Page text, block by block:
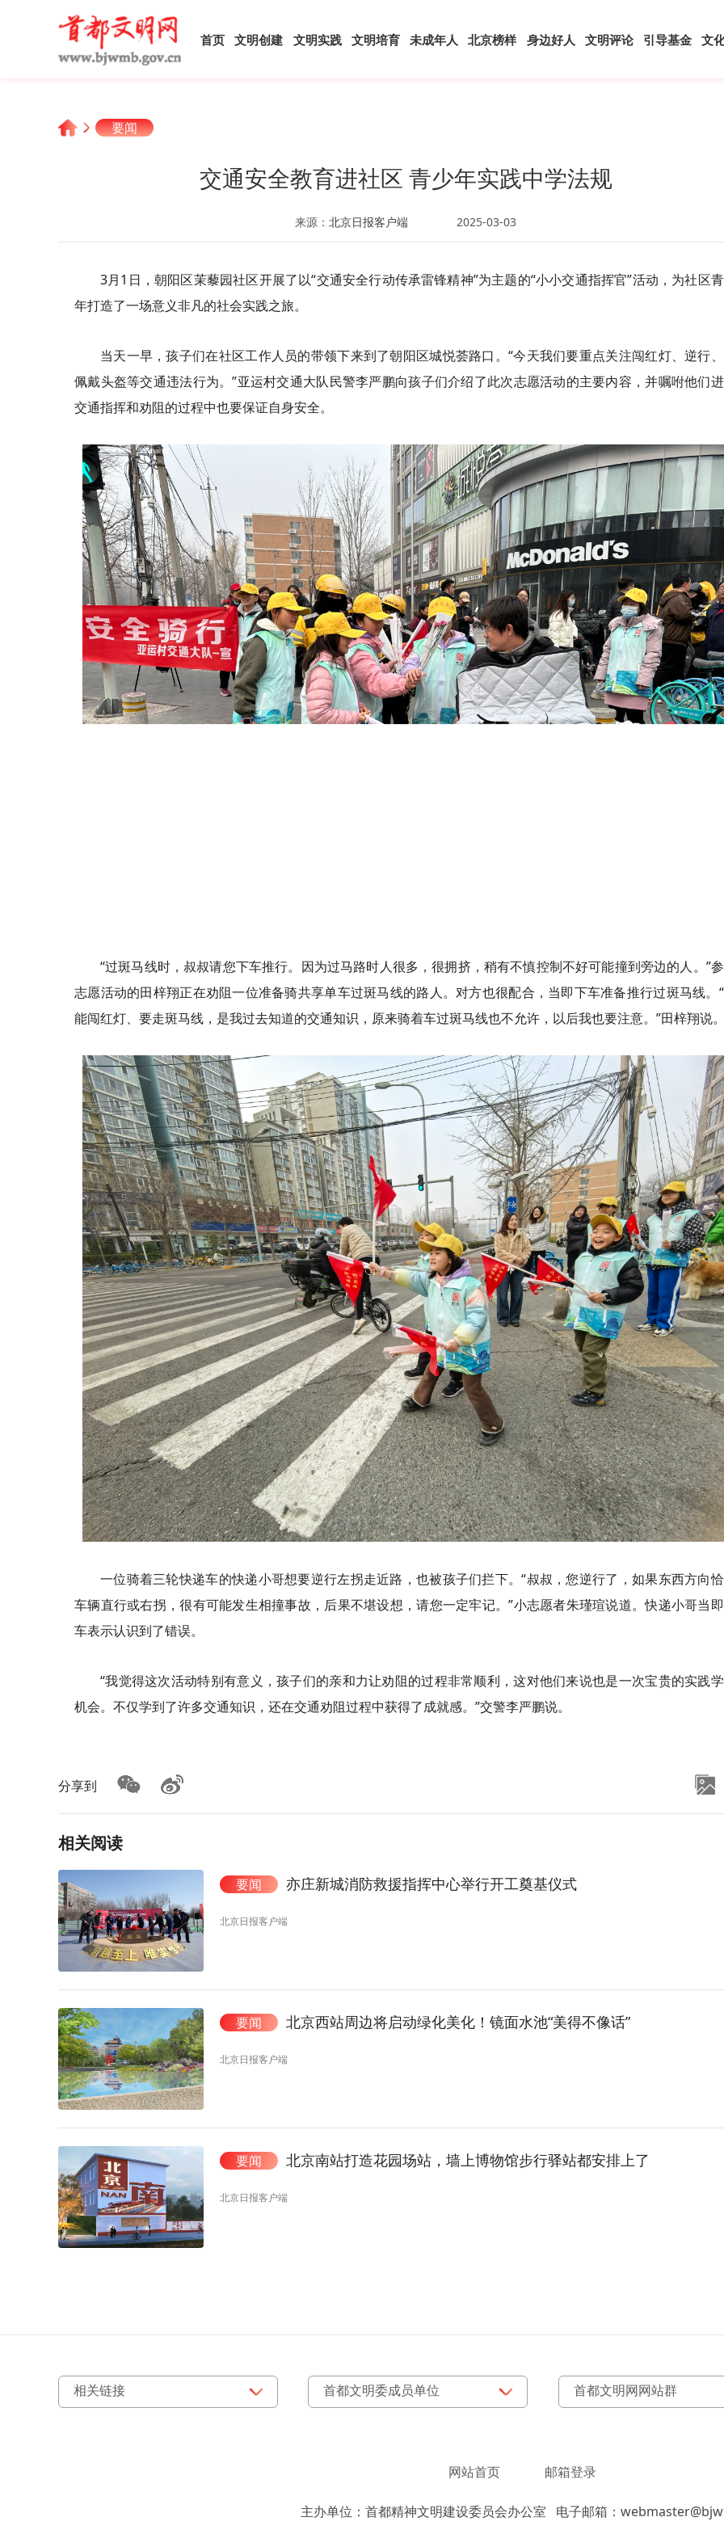
首页 文明创建 文明实践 文明培育 未成年人 北京榜样 身边好人 文明评论 引导基金 文
要闻
交通安全教育进社区 青少年实践中学法规
来源： 北京日报客户端 2025-03-03
3月1日，朝阳区茉藜园社区开展了以“交通安全行动传承雷锋精神”为主题的“小小交通指挥官”活动，为社区
年打造了一场意义非凡的社会实践之旅。
当天一早，孩子们在社区工作人员的带领下来到了朝阳区城悦荟路口。“今天我们要重点关注闯红灯、逆行
佩戴头盔等交通违法行为。”亚运村交通大队民警李严鹏向孩子们介绍了此次志愿活动的主要内容，并嘱咐他们
交通指挥和劝阻的过程中也要保证自身安全。
“过斑马线时，叔叔请您下车推行。因为过马路时人很多，很拥挤，稍有不慎控制不好可能撞到旁边的人。”
志愿活动的田梓翔正在劝阻一位准备骑共享单车过斑马线的路人。对方也很配合，当即下车准备推行过斑马线。
能闯红灯、要走斑马线，是我过去知道的交通知识，原来骑着车过斑马线也不允许，以后我也要注意。”田梓翔说。
一位骑着三轮快递车的快递小哥想要逆行左拐走近路，也被孩子们拦下。“叔叔，您逆行了，如果东西方向
车辆直行或右拐，很有可能发生相撞事故，后果不堪设想，请您一定牢记。”小志愿者朱瑾瑄说道。快递小哥当
车表示认识到了错误。
“我觉得这次活动特别有意义，孩子们的亲和力让劝阻的过程非常顺利，这对他们来说也是一次宝贵的实践
机会。不仅学到了许多交通知识，还在交通劝阻过程中获得了成就感。”交警李严鹏说。
分享到
相关阅读
要闻 亦庄新城消防救援指挥中心举行开工奠基仪式
北京日报客户端
要闻 北京西站周边将启动绿化美化！镜面水池“美得不像话”
北京日报客户端
要闻 北京南站打造花园场站，墙上博物馆步行驿站都安排上了
北京日报客户端
网站首页 邮箱登录
主办单位：首都精神文明建设委员会办公室 电子邮箱：